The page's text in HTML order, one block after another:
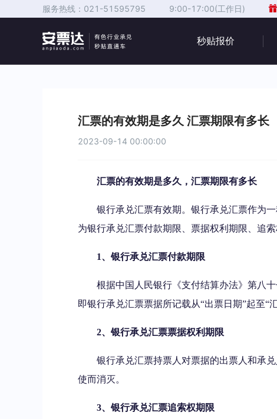
服务热线： 021-51595795 9:00-17:00(工作日)
秒贴报价
汇票的有效期是多久 汇票期限有多长
2023-09-14 00:00:00
汇票的有效期是多久，汇票期限有多长
银行承兑汇票有效期。银行承兑汇票作为
为银行承兑汇票付款期限、票据权利期限、追索
1、银行承兑汇票付款期限
根据中国人民银行《支付结算办法》第八
即银行承兑汇票票据所记载从“出票日期”起至“
2、银行承兑汇票票据权利期限
银行承兑汇票持票人对票据的出票人和承
使而消灭。
3、银行承兑汇票追索权期限